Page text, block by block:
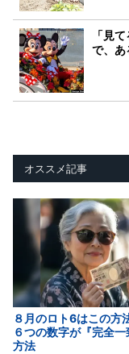
「見
で、
オススメ記事
８月のロト6はこの方
６つの数字が『完全一
方法